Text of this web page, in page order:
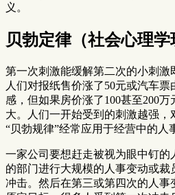
义。
贝勃定律（社会心理学
第一次刺激能缓解第二次的小刺激
人们对报纸售价涨了50元或汽车票
感，但如果房价涨了100甚至200
大。人们一开始受到的刺激越强，
“贝勃规律”经常应用于经营中的人
一家公司要想赶走被视为眼中钉的
的部门进行大规模的人事变动或
冲击。然后在第三或第四次的人事